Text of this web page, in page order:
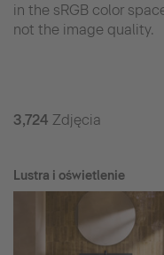
in the sRGB color
not the image quality.
3,724 Zdjęcia
Lustra i oświetlenie